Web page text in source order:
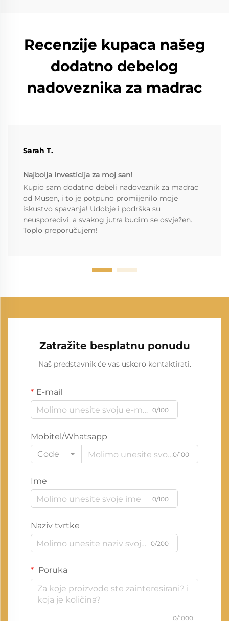
Recenzije kupaca našeg
dodatno debelog
nadoveznika za madrac
Sarah T.
Najbolja investicija za moj san!
Kupio sam dodatno debeli nadoveznik za madrac
od Musen, i to je potpuno promijenilo moje
iskustvo spavanja! Udobje i podrška su
neusporedivi, a svakog jutra budim se osvježen.
Toplo preporučujem!
Zatražite besplatnu ponudu
Naš predstavnik će vas uskoro kontaktirati.
E-mail
0/100
Mobitel/Whatsapp
Code
0/100
Ime
0/100
Naziv tvrtke
0/200
Poruka
0/1000